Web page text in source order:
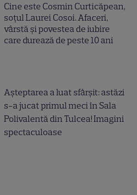
Cine este Cosmin Curticăpean,
soțul Laurei Cosoi. Afaceri,
vârstă și povestea de iubire
care durează de peste 10 ani
Așteptarea a luat sfârșit: astăzi
s-a jucat primul meci în Sala
Polivalentă din Tulcea! Imagini
spectaculoase